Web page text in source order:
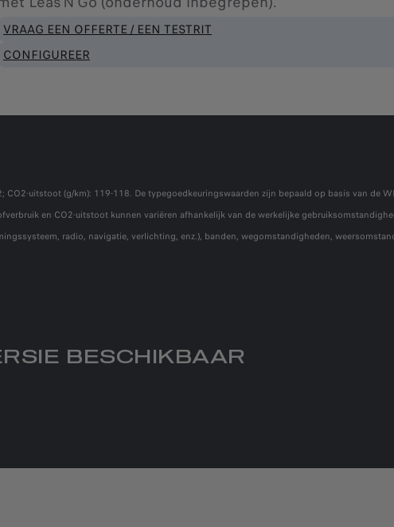
VRAAG EEN OFFERTE / EEN TESTRIT
CONFIGUREER
uitstoot (g/km): 119-118. De typegoedkeuringswaarden zijn bepaald op basis van de
en CO2-uitstoot kunnen variëren afhankelijk van de werkelijke
radio, navigatie, verlichting, enz.), banden, wegomstandigheden,
BESCHIKBAAR